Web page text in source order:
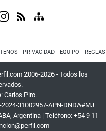
PRIVACIDAD EQUIPO
2006-2026 - Todos los
Carlos Piro.
31002957-APN-DNDA#MJ
Argentina | Teléfono: +54 9 11